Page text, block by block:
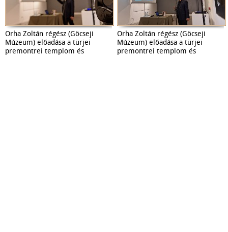
Orha Zoltán régész (Göcseji
Múzeum) előadása a türjei
premontrei templom és
Orha Zoltán régész (Göcseji
Múzeum) előadása a türjei
premontrei templom és